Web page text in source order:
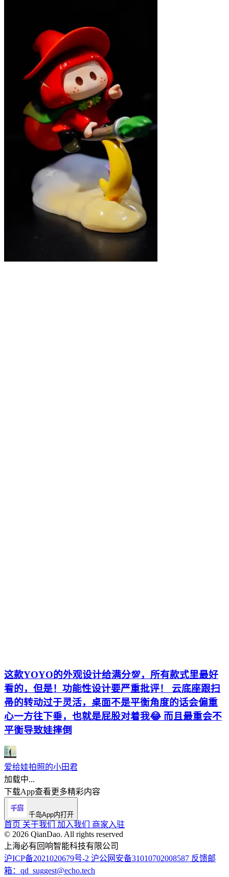
这款YOYO的外观设计给满分💯，所有款式里最好
看的，但是！功能性设计要严重批评！ 云底座跟扫
帚的转动过于灵活，桌面不是平衡角度的话会偏重
心一方往下垂，也就是屁股对着我😂 而且最重会不
平衡导致娃摔倒
爱给娃拍照的小田君
加载中...
下载App查看更多精彩内容
千岛App内打开
首页 关于我们 加入我们 商家入驻
©️ 2026 QianDao. All rights reserved
上海必有回响智能科技有限公司
沪ICP备2021020679号-2 沪公网安备31010702008587 反馈邮
箱：qd_suggest@echo.tech